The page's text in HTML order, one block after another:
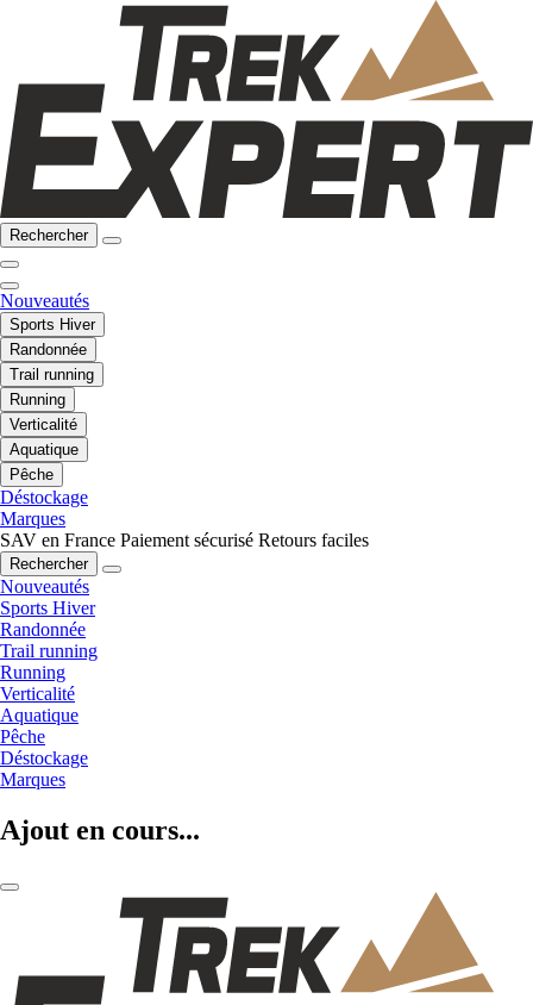
Rechercher
Nouveautés
Sports Hiver
Randonnée
Trail running
Running
Verticalité
Aquatique
Pêche
Déstockage
Marques
SAV en France Paiement sécurisé Retours faciles
Rechercher
Nouveautés
Sports Hiver
Randonnée
Trail running
Running
Verticalité
Aquatique
Pêche
Déstockage
Marques
Ajout en cours...